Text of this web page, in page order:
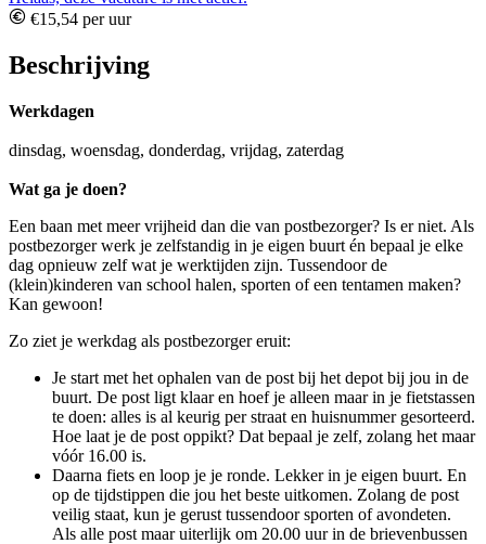
€15,54 per uur
Beschrijving
Werkdagen
dinsdag, woensdag, donderdag, vrijdag, zaterdag
Wat ga je doen?
Een baan met meer vrijheid dan die van postbezorger? Is er niet. Als
postbezorger werk je zelfstandig in je eigen buurt én bepaal je elke
dag opnieuw zelf wat je werktijden zijn. Tussendoor de
(klein)kinderen van school halen, sporten of een tentamen maken?
Kan gewoon!
Zo ziet je werkdag als postbezorger eruit:
Je start met het ophalen van de post bij het depot bij jou in de
buurt. De post ligt klaar en hoef je alleen maar in je fietstassen
te doen: alles is al keurig per straat en huisnummer gesorteerd.
Hoe laat je de post oppikt? Dat bepaal je zelf, zolang het maar
vóór 16.00 is.
Daarna fiets en loop je je ronde. Lekker in je eigen buurt. En
op de tijdstippen die jou het beste uitkomen. Zolang de post
veilig staat, kun je gerust tussendoor sporten of avondeten.
Als alle post maar uiterlijk om 20.00 uur in de brievenbussen